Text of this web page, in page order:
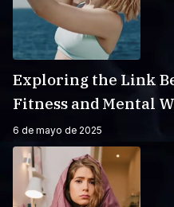
Exploring the Link
Fitness and Mental
6 de mayo de 2025